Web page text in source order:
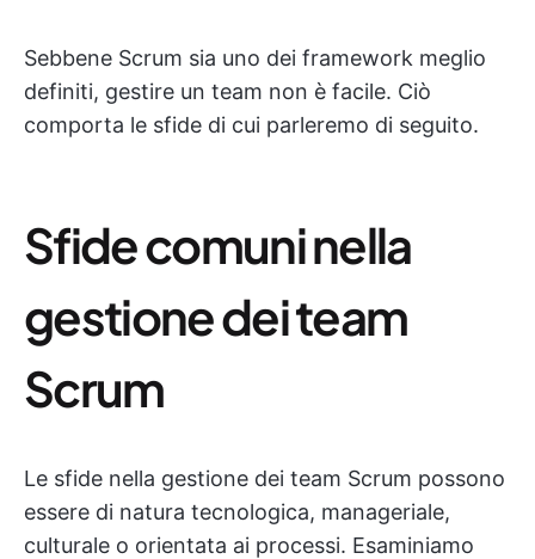
Sebbene Scrum sia uno dei framework meglio
definiti, gestire un team non è facile. Ciò
comporta le sfide di cui parleremo di seguito.
Sfide comuni nella
gestione dei team
Scrum
Le sfide nella gestione dei team Scrum possono
essere di natura tecnologica, manageriale,
culturale o orientata ai processi. Esaminiamo